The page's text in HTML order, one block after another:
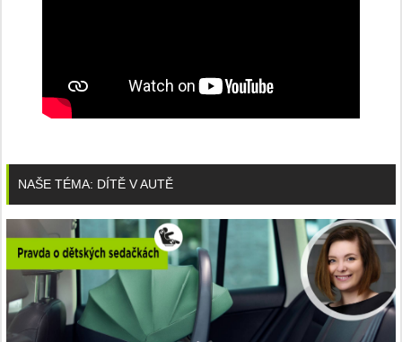
NAŠE TÉMA: DÍTĚ V AUTĚ